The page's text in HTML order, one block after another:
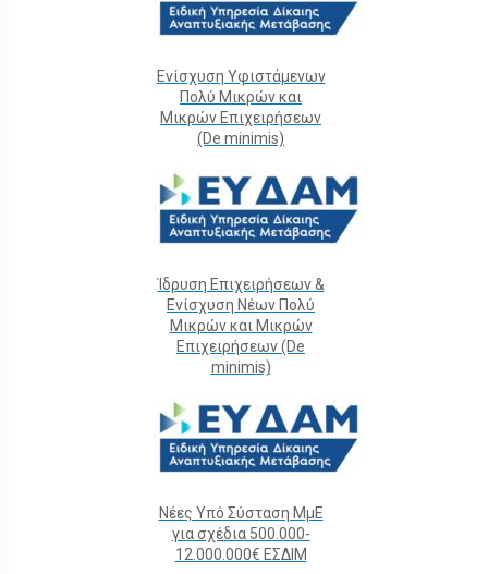
Ενίσχυση Υφιστάμενων
Πολύ Μικρών και
Μικρών Επιχειρήσεων
(De minimis)
Ίδρυση Επιχειρήσεων &
Ενίσχυση Νέων Πολύ
Μικρών και Μικρών
Επιχειρήσεων (De
minimis)
Νέες Υπό Σύσταση ΜμΕ
για σχέδια 500.000-
12.000.000€ ΕΣΔΙΜ